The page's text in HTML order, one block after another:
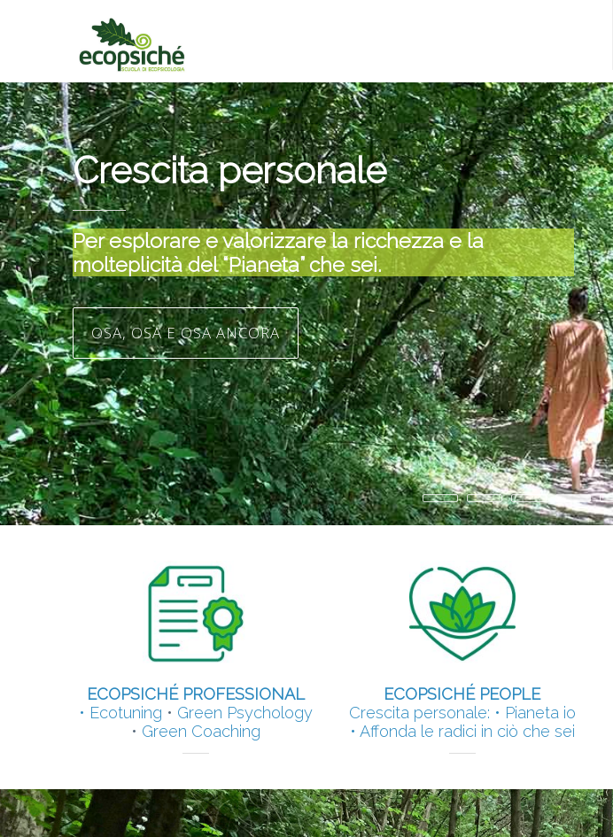
Crescita personale
Per esplorare e valorizzare la ricchezza e la
molteplicità del “Pianeta” che sei.
OSA, OSA E OSA ANCORA
ecologia
Dall’incontro tra Ecologia
nuova disciplina per
ECOPSICOLOGIA
• • • •
ECOPSICHÉ PROFESSIONAL
• Ecotuning • Green Psychology
• Green Coaching
ECOPSICHÉ PEOPLE
Crescita personale: • Pianeta io
• Affonda le radici in ciò che sei